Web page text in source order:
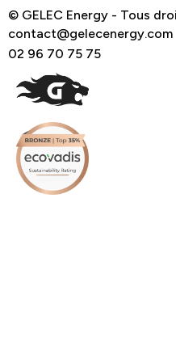
© GELEC Energy - Tous
contact@gelecenergy.com
02 96 70 75 75